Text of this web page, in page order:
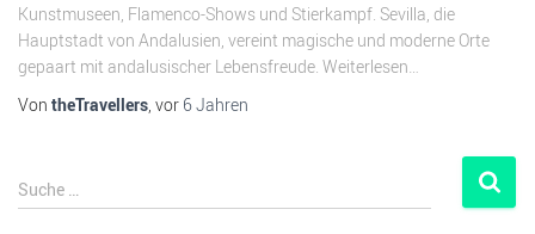
Kunstmuseen, Flamenco-Shows und Stierkampf. Sevilla, die
Hauptstadt von Andalusien, vereint magische und moderne Orte
gepaart mit andalusischer Lebensfreude. Weiterlesen…
Von theTravellers , vor 6 Jahren
Suche …